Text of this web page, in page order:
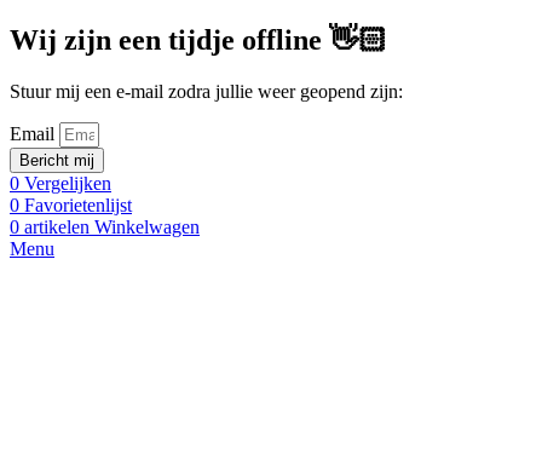
Wij zijn een tijdje offline 👋🏻
Stuur mij een e-mail zodra jullie weer geopend zijn:
Email
Bericht mij
0 Vergelijken
0 Favorietenlijst
0 artikelen Winkelwagen
Menu